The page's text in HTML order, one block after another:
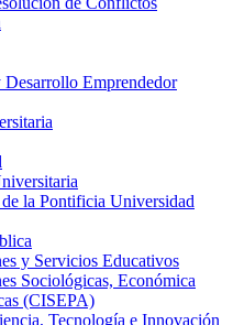
Emprendedor
la Pontificia Universidad
y Servicios Educativos
Sociológicas, Económica
(CISEPA)
Tecnología e Innovación